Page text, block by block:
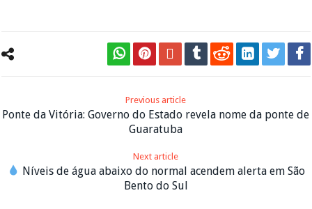
Previous article
Ponte da Vitória: Governo do Estado revela nome da ponte de
Guaratuba
Next article
Níveis de água abaixo do normal acendem alerta em São
Bento do Sul